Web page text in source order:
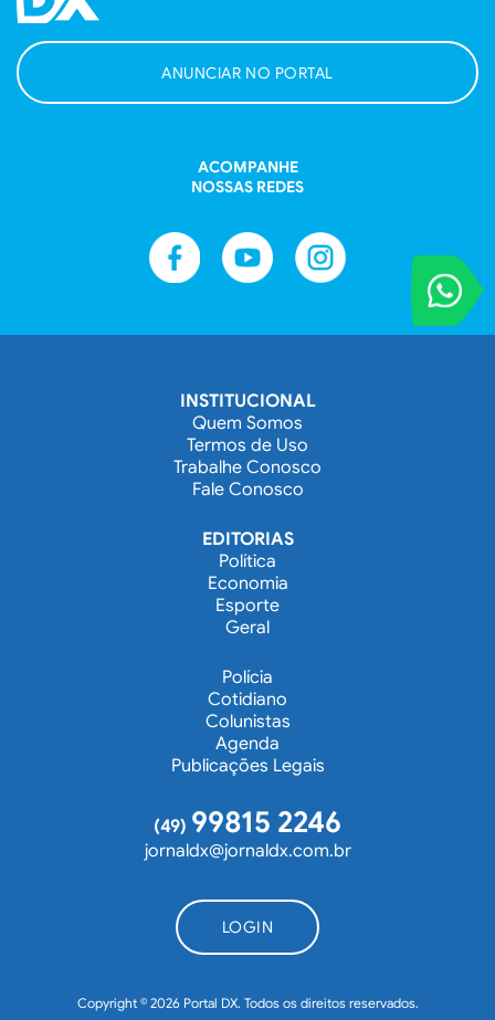
VOCÊ
Entre em
ANUNCIAR NO PORTAL
ACOMPANHE
NOSSAS REDES
INSTITUCIONAL
Quem Somos
Termos de Uso
Trabalhe Conosco
Fale Conosco
EDITORIAS
Política
Economia
Esporte
Geral
Polícia
Cotidiano
Colunistas
Agenda
Publicações Legais
(49) 99815 2246
jornaldx@jornaldx.com.br
LOGIN
Copyright © 2026 Portal DX. Todos os direitos reservados.